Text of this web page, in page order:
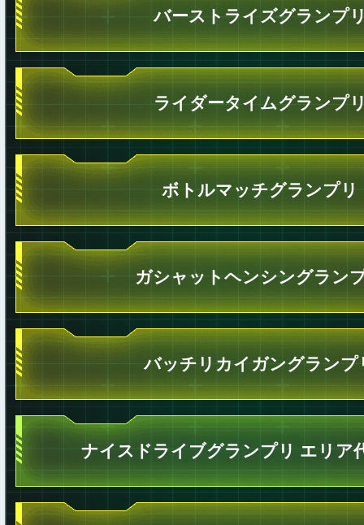
バーストライズグランプ
ライダータイムグランプ
ボトルマッチグランプリ
ガシャットヘンシングラン
バッチリカイガングランプ
ナイスドライブグランプリ エリア